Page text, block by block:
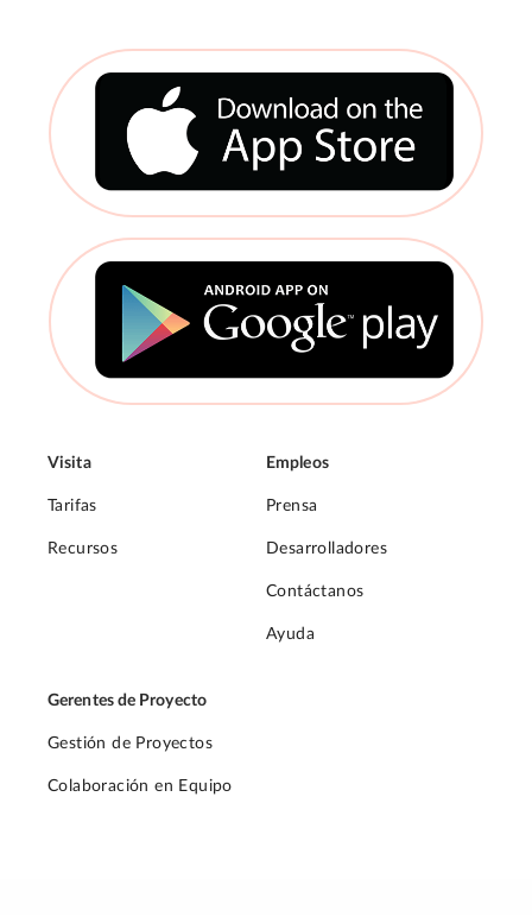
Visita
Tarifas
Recursos
Empleos
Prensa
Desarrolladores
Contáctanos
Ayuda
Gerentes de Proyecto
Gestión de Proyectos
Colaboración en Equipo